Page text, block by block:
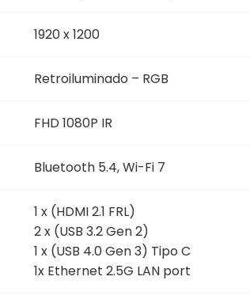
1920 x 1200
Retroiluminado – RGB
FHD 1080P IR
Bluetooth 5.4, Wi-Fi 7
1 x (HDMI 2.1 FRL)
2 x (USB 3.2 Gen 2)
1 x (USB 4.0 Gen 3) Tipo C
1x Ethernet 2.5G LAN port